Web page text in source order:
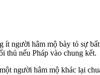
người hâm mộ bày tỏ sự
thủ nếu Pháp vào chung kết.
người hâm mộ khác lại